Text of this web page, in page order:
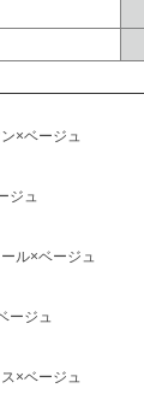
×ベージュ
ジュ
ル×ベージュ
ージュ
×ベージュ